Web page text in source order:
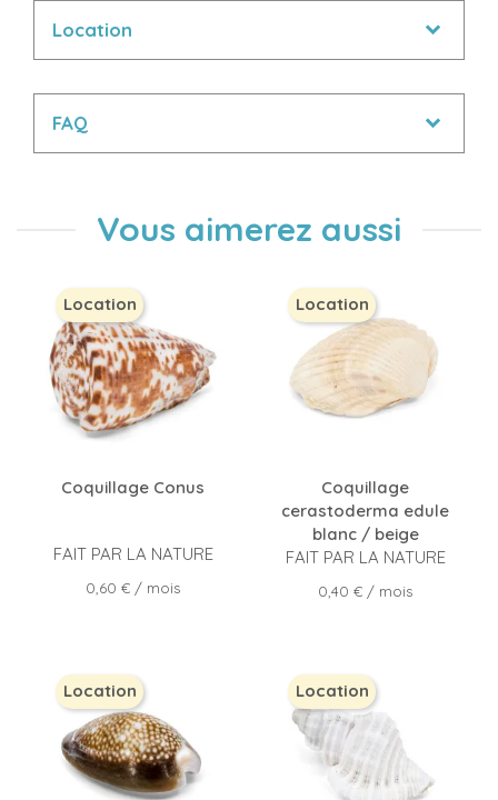
Location
FAQ
Vous aimerez aussi
Coquillage Conus
FAIT PAR LA NATURE
Prix
0,60 € / mois
Location
Coquillage
cerastoderma edule
blanc / beige
FAIT PAR LA NATURE
Prix
0,40 € / mois
Location
Location Location